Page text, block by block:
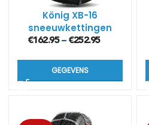
König XB-16
sneeuwkettingen
(16mm) voor 4×4 en
€162.95– €252.95
GEGEVENS